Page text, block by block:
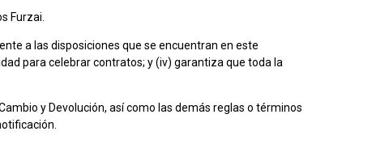
Furzai.
a las disposiciones que se encuentran en este
para celebrar contratos; y (iv) garantiza que toda la
y Devolución, así como las demás reglas o términos